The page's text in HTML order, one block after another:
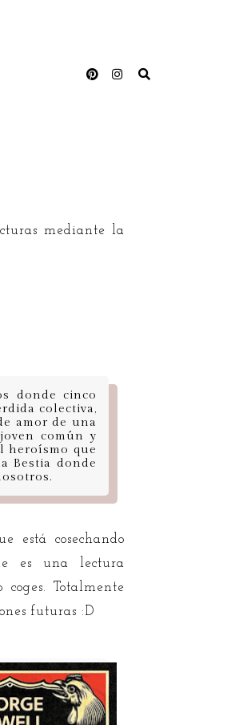
mediante la
donde cinco
colectiva,
amor de una
común y
heroísmo que
Bestia donde
está cosechando
es una lectura
Totalmente
futuras :D